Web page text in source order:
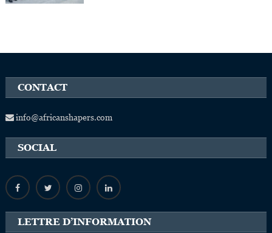
CONTACT
info@africanshapers.com
SOCIAL
LETTRE D’INFORMATION